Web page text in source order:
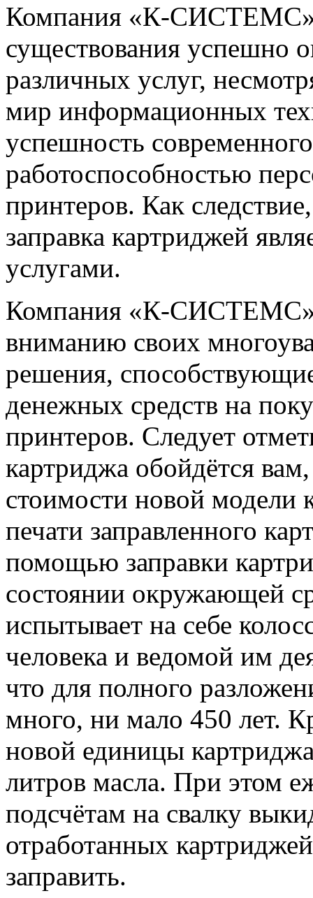
Компания «К-СИСТЕМС»
существования успешно
различных услуг,
мир информационных
успешность
работоспособностью
принтеров. Как
заправка картриджей
услугами.
Компания «К-СИСТЕМС»
вниманию своих
решения,
денежных средств на
принтеров. Следует
картриджа обойдётся
стоимости новой модели
печати заправленного
помощью заправки
состоянии окружающей
испытывает на себе
человека и ведомой им
что для полного
много, ни мало 450 лет.
новой единицы
литров масла. При этом
подсчётам на свалку
отработанных
заправить.